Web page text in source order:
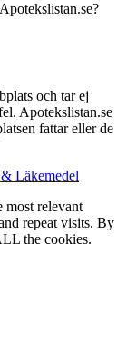
och tar ej
Apotekslistan.se
fattar eller de
Läkemedel
most relevant
repeat visits. By
the cookies.